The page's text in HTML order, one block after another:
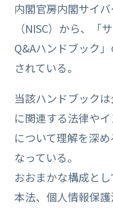
内閣官房内閣サイ
（NISC）から、「
Q&Aハンドブック
されている。
当該ハンドブック
に関連する法律や
について理解を深
なっている。
おおまかな構成と
本法、個人情報保